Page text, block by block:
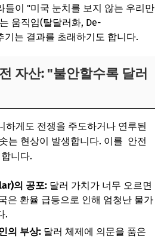
들이 "미국 눈치를 보지 않는 우리만
움직임(탈달러화, De-
는 결과를 초래하기도 합니다.
자산: "불안할수록 달러
하게도 전쟁을 주도하거나 연루된
는 현상이 발생합니다. 이를 안전
니다.
의 공포: 달러 가치가 너무 오르면
은 환율 급등으로 인해 엄청난 물가
.
의 부상: 달러 체제에 의문을 품은